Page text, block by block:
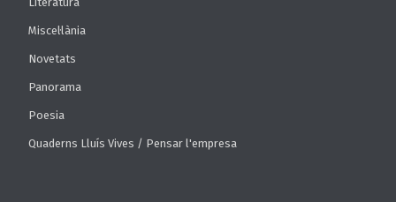
Miscel·lània
Novetats
Panorama
Poesia
Quaderns Lluís Vives / Pensar l'empresa